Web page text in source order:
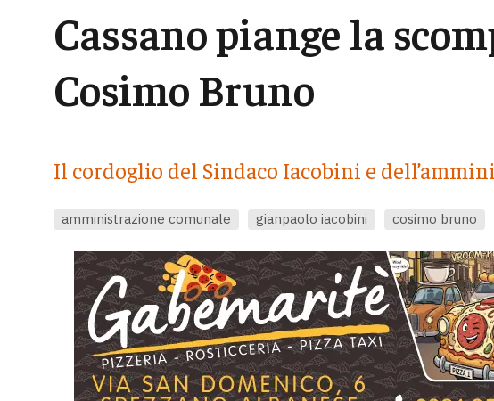
Cassano piange la
Cosimo Bruno
Il cordoglio del Sindaco Iacobini e
amministrazione comunale gianpaolo iacobini cosimo bruno